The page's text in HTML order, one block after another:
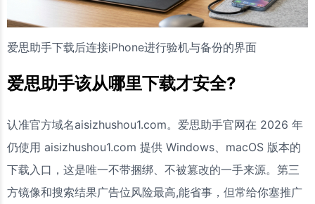
爱思助手下载后连接iPhone进行验机与备份的界面
爱思助手该从哪里下载才安全?
认准官方域名aisizhushou1.com。爱思助手官网在 2026 年
仍使用 aisizhushou1.com 提供 Windows、macOS 版本的
下载入口，这是唯一不带捆绑、不被篡改的一手来源。第三
方镜像和搜索结果广告位风险最高,能省事，但常给你塞推广